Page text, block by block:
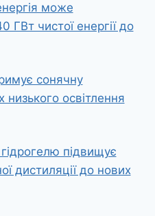
може
ГВт чистої енергії до
сонячну
освітлення
гідрогелю підвищує
дистиляції до нових